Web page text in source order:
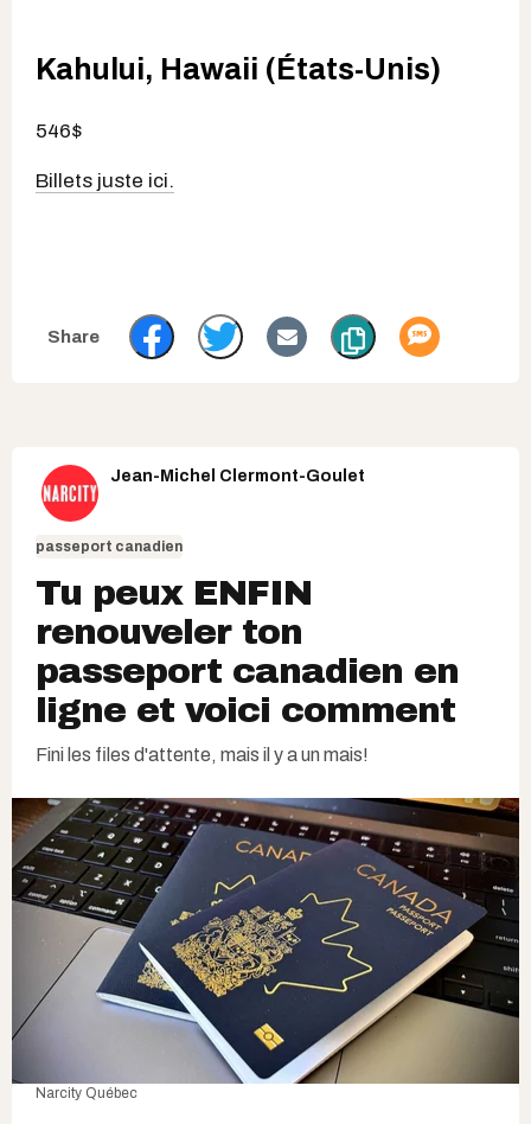
Kahului, Hawaii (États-Unis)
546$
Billets juste ici.
Jean-Michel Clermont-Goulet
passeport canadien
Tu peux ENFIN
renouveler ton
passeport canadien en
ligne et voici comment
Fini les files d'attente, mais il y a un mais!
Narcity Québec